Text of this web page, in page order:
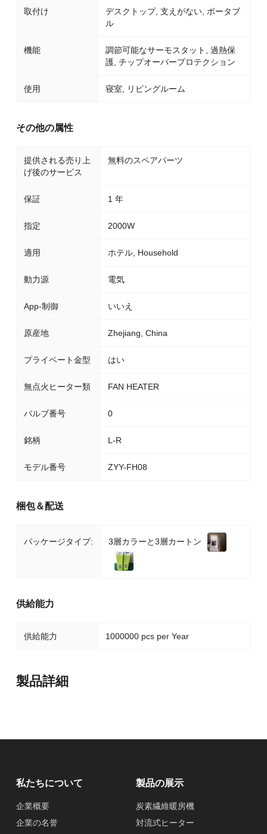
取付け
デスクトップ, 支えがない, ポータブ
ル
機能
調節可能なサーモスタット, 過熱保
護, チップオーバープロテクション
使用 寝室, リビングルーム
その他の属性
提供される売り上
げ後のサービス
無料のスペアパーツ
保証 1 年
指定 2000W
適用 ホテル, Household
動力源 電気
App-制御 いいえ
原産地 Zhejiang, China
プライベート金型 はい
無点火ヒーター類 FAN HEATER
バルブ番号 0
銘柄 L-R
モデル番号 ZYY-FH08
梱包＆配送
パッケージタイプ: 3層カラーと3層カートン
供給能力
供給能力 1000000 pcs per Year
製品詳細
私たちについて
企業概要
企業の名誉
製品の展示
炭素繊維暖房機
対流式ヒーター